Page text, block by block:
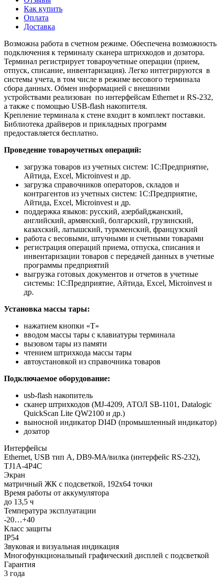
Как купить
Оплата
Доставка
Возможна работа в счетном режиме. Обеспечена возможность
подключения к терминалу сканера штрихкодов и дозатора.
Терминал регистрирует товароучетные операции (прием,
отпуск, списание, инвентаризация). Легко интегрируются в
системы учета, в том числе в режиме весового терминала
сбора данных. Обмен информацией с внешними
устройствами реализован по интерфейсам Ethernet и RS-232,
а также с помощью USB-flash накопителя.
Крепление терминала к стене входит в комплект поставки.
Библиотека драйверов и прикладных программ
предоставляется бесплатно.
Проведение товароучетных операций:
загрузка товаров из учетных систем: 1С:Предприятие,
Айтида, Excel, Microinvest и др.
загрузка справочников операторов, складов и
контрагентов из учетных систем: 1С:Предприятие,
Айтида, Excel, Microinvest и др.
поддержка языков: русский, азербайджанский,
английский, армянский, болгарский, грузинский,
казахский, латышский, туркменский, французский
работа с весовыми, штучными и счетными товарами
регистрация операций приема, отпуска, списания и
инвентаризации товаров с передачей данных в учетные
программы предприятий
выгрузка готовых документов и отчетов в учетные
системы: 1С:Предприятие, Айтида, Excel, Microinvest и
др.
Установка массы тары:
нажатием кнопки «T»
вводом массы тары с клавиатуры терминала
вызовом тары из памяти
чтением штрихкода массы тары
автоустановкой из справочника товаров
Подключаемое оборудование:
usb-flash накопитель
сканер штрихкодов (MJ-4209, АТОЛ SB-1101, Datalogic
QuickScan Lite QW2100 и др.)
выносной индикатор DI4D (промышленный индикатор)
дозатор
Интерфейсы
Ethernet, USB тип А, DB9-MА/вилка (интерфейс RS-232),
TJ1A-4P4C
Экран
матричный ЖК с подсветкой, 192х64 точки
Время работы от аккумулятора
до 13,5 ч
Температура эксплуатации
-20…+40
Класс защиты
IP54
Звуковая и визуальная индикация
Многофункциональный графический дисплей с подсветкой
Гарантия
3 года